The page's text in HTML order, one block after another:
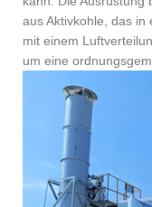
aus Aktivkohle, das in
mit einem
um eine